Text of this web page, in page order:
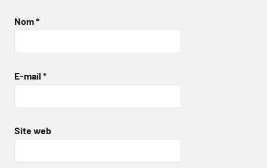
Nom*
E-mail *
Site web